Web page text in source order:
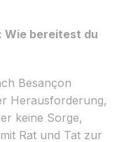
Wie bereitest du
Besançon
Herausforderung,
keine Sorge,
Rat und Tat zur